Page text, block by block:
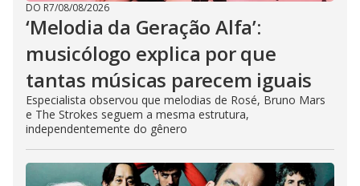
DO R7/08/08/2026
‘Melodia da Geração Alfa’:
musicólogo explica por que
tantas músicas parecem iguais
Especialista observou que melodias de Rosé, Bruno Mars
e The Strokes seguem a mesma estrutura,
independentemente do gênero